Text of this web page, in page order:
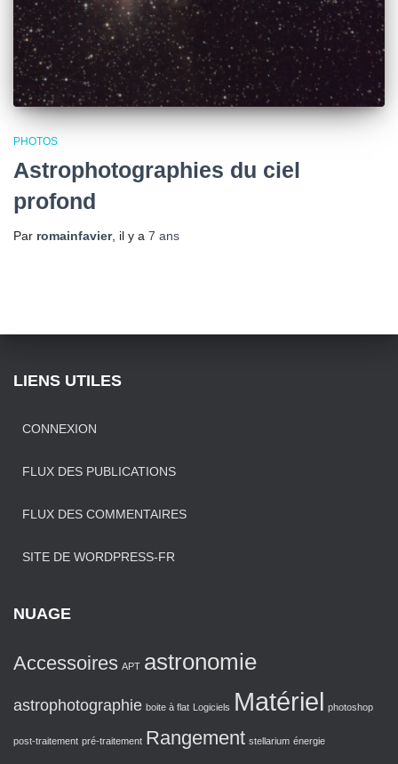
PHOTOS
Astrophotographies du ciel
profond
Par romainfavier, il y a 7 ans
LIENS UTILES
CONNEXION
FLUX DES PUBLICATIONS
FLUX DES COMMENTAIRES
SITE DE WORDPRESS-FR
NUAGE
Accessoires APT astronomie
astrophotographie boite à flat Logiciels Matériel photoshop
post-traitement pré-traitement Rangement stellarium énergie